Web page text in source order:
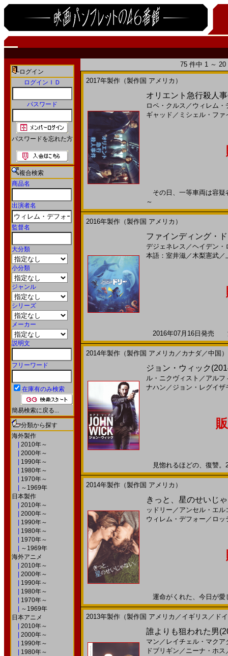
ログイン
ログインＩＤ
パスワード
パスワードを忘れた方
複合検索
商品名
出演者名
監督名
大分類
小分類
ジャンル
シリーズ
メーカー
説明文
フリーワード
在庫有のみ検索
簡易検索に戻る...
分類から探す
海外製作
2010年～
2000年～
1990年～
1980年～
1970年～
～1969年
日本製作
2010年～
2000年～
1990年～
1980年～
1970年～
～1969年
海外アニメ
2010年～
2000年～
1990年～
1980年～
1970年～
～1969年
日本アニメ
2010年～
2000年～
1990年～
1980年～
75 件中 1 ～
2017年製作（製作国 アメリカ）
オリエント急行殺人
ロペ・クルス ／ ウィレム・
ギャッド ／ ミシェル・ファ
その日、一等車両は容
～
2016年製作（製作国 アメリカ）
ファインディング・
デジェネレス ／ヘイデン・
本語：室井滋／木梨憲武／
2016年07月16日発売
2014年製作（製作国 アメリカ／カナダ／中国）
ジョン・ウィック
ル・ニクヴィスト ／ アルフ
ナハン ／ ジョン・レグイザ
見惚れるほどの、復讐
2014年製作（製作国 アメリカ）
きっと、星のせいじ
ッドリー ／ アンセル・エル
ウィレム・デフォー ／ ロッ
運命がくれた、今日が
2013年製作（製作国 アメリカ／イギリス／ド
誰よりも狙われた男
マン ／ レイチェル・マクア
ドブリギン ／ ニーナ・ホス